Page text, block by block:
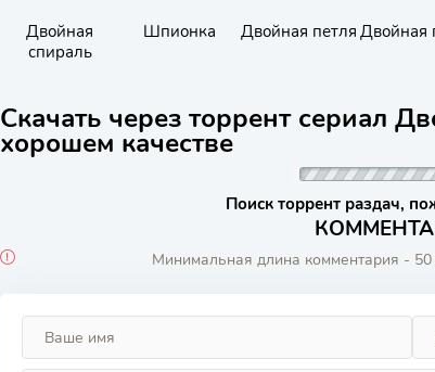
Двойная
спираль
Шпионка Двойная петля Двойная
Скачать через торрент сериал
хорошем качестве
Поиск торрент раздач,
Минимальная длина комментария -